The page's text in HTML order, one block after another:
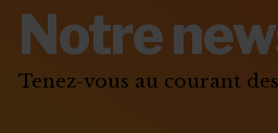
Notre
Tenez-vous au courant